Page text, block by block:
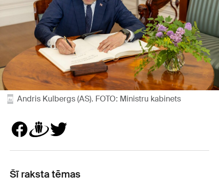
Andris Kulbergs (AS). FOTO: Ministru kabinets
Šī raksta tēmas